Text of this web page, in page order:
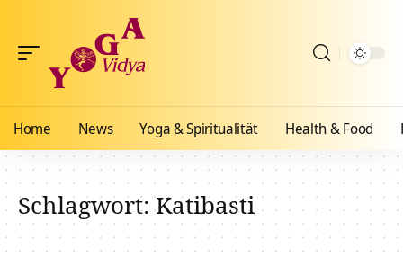
Home News Yoga & Spiritualität Health & Food
Schlagwort:Katibasti